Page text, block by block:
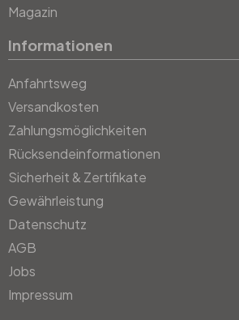
Magazin
Informationen
Anfahrtsweg
Versandkosten
Zahlungsmöglichkeiten
Rücksendeinformationen
Sicherheit & Zertifikate
Gewährleistung
Datenschutz
AGB
Jobs
Impressum